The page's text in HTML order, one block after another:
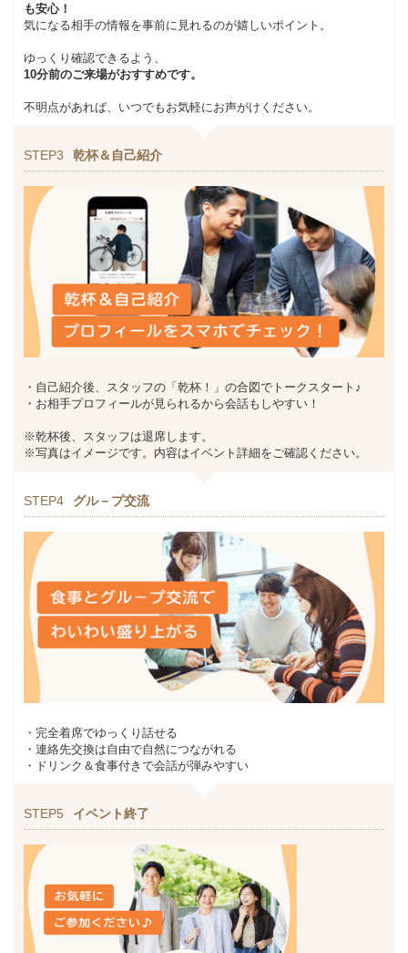
も安心！
気になる相手の情報を事前に見れるのが嬉しいポイント。
ゆっくり確認できるよう、
10分前のご来場がおすすめです。
不明点があれば、いつでもお気軽にお声がけください。
STEP3 乾杯＆自己紹介
・自己紹介後、スタッフの「乾杯！」の合図でトークスタート♪
・お相手プロフィールが見られるから会話もしやすい！
※乾杯後、スタッフは退席します。
※写真はイメージです。内容はイベント詳細をご確認ください。
STEP4 グル－プ交流
・完全着席でゆっくり話せる
・連絡先交換は自由で自然につながれる
・ドリンク＆食事付きで会話が弾みやすい
STEP5 イベント終了